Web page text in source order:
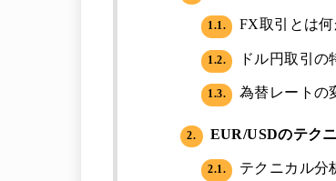
1.1. FX取引とは
1.2. ドル円取引の
1.3. 為替レートの
2. EUR/USDのテク
2.1. テクニカル分